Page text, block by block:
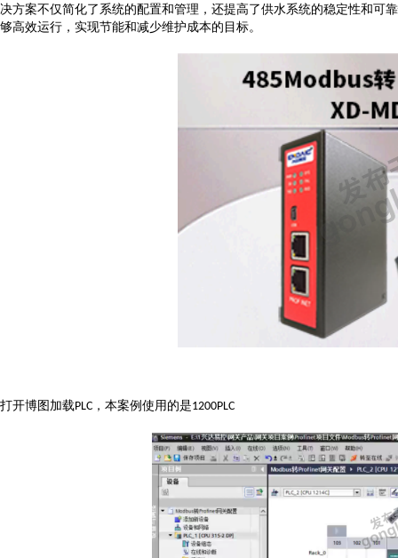
决方案不仅简化了系统的配置和管理，还提高了供水系统的稳定性和可
够高效运行，实现节能和减少维护成本的目标。
打开博图加载PLC ，本案例使用的是1200PLC